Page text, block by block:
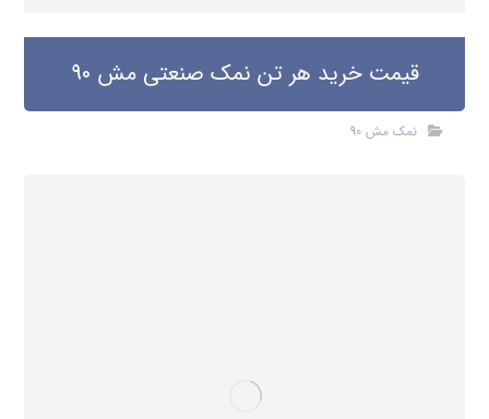
قیمت خرید هر تن نمک صنعتی مش 90
نمک مش 90